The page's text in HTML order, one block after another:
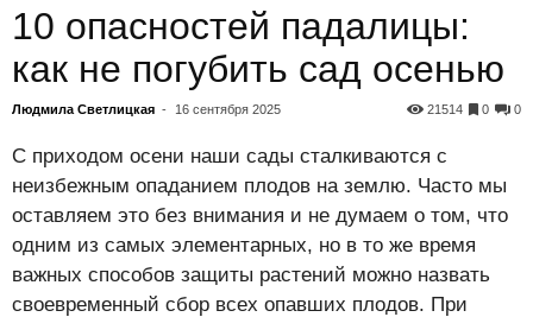
10 опасностей падалицы:
как не погубить сад осенью
Людмила Светлицкая - 16 сентября 2025 0
0
21514
С приходом осени наши сады сталкиваются с
неизбежным опаданием плодов на землю. Часто мы
оставляем это без внимания и не думаем о том, что
одним из самых элементарных, но в то же время
важных способов защиты растений можно назвать
своевременный сбор всех опавших плодов. При